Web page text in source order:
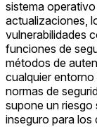
sistema
actualizaciones,
vulnerabilidades
funciones de
métodos de
cualquier entorno
normas de
supone un
inseguro para